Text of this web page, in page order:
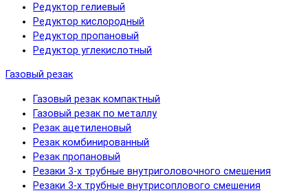
Редуктор гелиевый
Редуктор кислородный
Редуктор пропановый
Редуктор углекислотный
Газовый резак
Газовый резак компактный
Газовый резак по металлу
Резак ацетиленовый
Резак комбинированный
Резак пропановый
Резаки 3-х трубные внутриголовочного смешения
Резаки 3-х трубные внутрисоплового смешения